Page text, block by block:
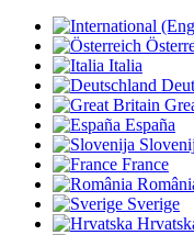
Italia
España
France
Sverige